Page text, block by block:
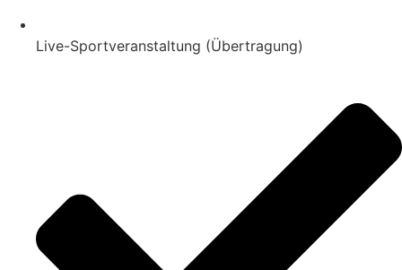
Live-Sportveranstaltung (Übertragung)